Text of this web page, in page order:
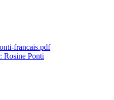
francais.pdf
Rosine Ponti